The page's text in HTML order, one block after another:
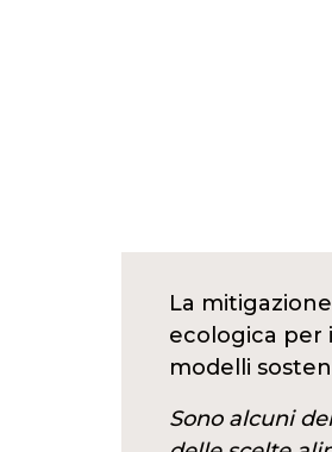
La
ecologica per
modelli
Sono alcuni